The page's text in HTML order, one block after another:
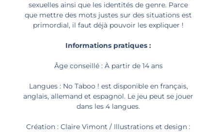
sexuelles ainsi que les identités de genre. Parce
que mettre des mots justes sur des situations est
primordial, il faut déjà pouvoir les expliquer !
Informations pratiques :
Âge conseillé : À partir de 14 ans
Langues : No Taboo ! est disponible en français,
anglais, allemand et espagnol. Le jeu peut se jouer
dans les 4 langues.
Création : Claire Vimont / Illustrations et design :